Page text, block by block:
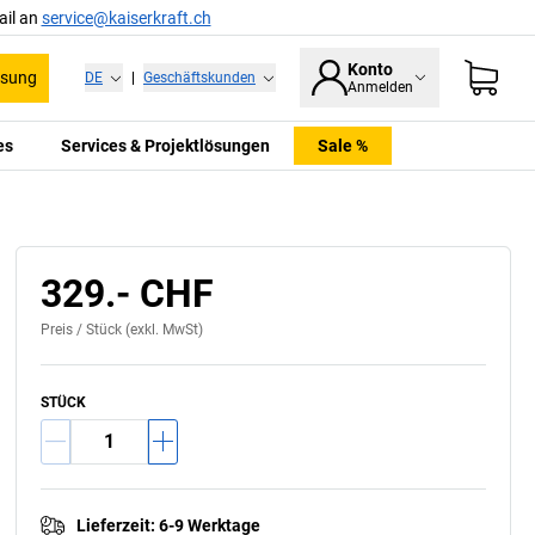
an service@kaiserkraft.ch
DE Geschäftskunden Konto
Anmelden
Services & Projektlösungen Sale %
329.- CHF
Preis /Stück (exkl. MwSt)
STÜCK
Lieferzeit:6-9 Werktage